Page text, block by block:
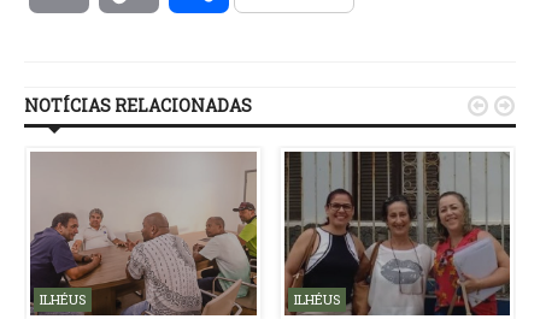
NOTÍCIAS RELACIONADAS
ILHÉUS ILHÉUS
 